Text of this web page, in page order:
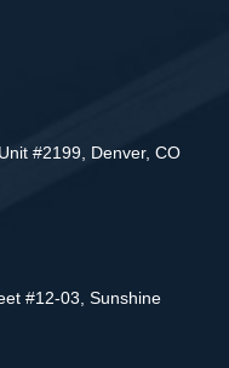
#2199, Denver, CO
#12-03, Sunshine